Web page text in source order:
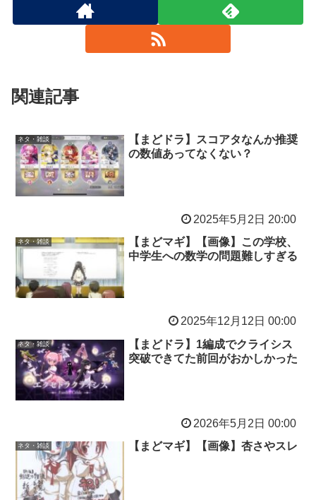
関連記事
ネタ・雑談
【まどドラ】スコアタなんか推奨
の数値あってなくない？
2025年5月2日 20:00
ネタ・雑談
【まどマギ】【画像】この学校、
中学生への数学の問題難しすぎる
2025年12月12日 00:00
ネタ・雑談
【まどドラ】1編成でクライシス
突破できてた前回がおかしかった
2026年5月2日 00:00
ネタ・雑談 【まどマギ】【画像】杏さやスレ